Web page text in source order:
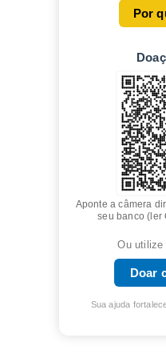
Por
Aponte a câmera
seu banco (ler
Ou utilize
Doar
Sua ajuda